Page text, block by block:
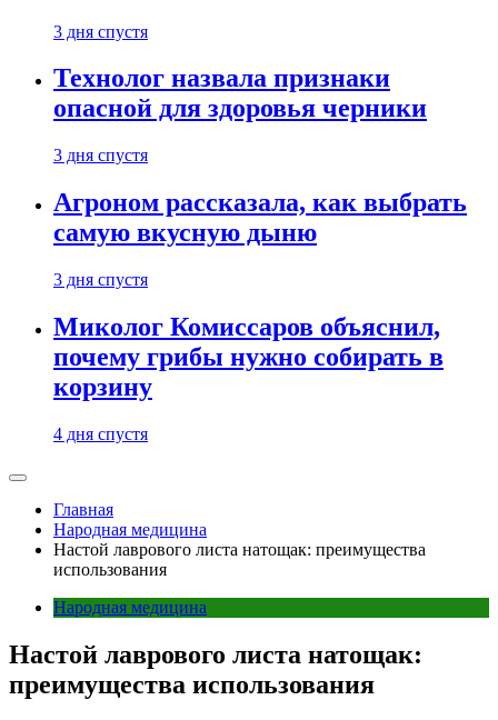
3 дня спустя
Технолог назвала признаки
опасной для здоровья черники
3 дня спустя
Агроном рассказала, как выбрать
самую вкусную дыню
3 дня спустя
Миколог Комиссаров объяснил,
почему грибы нужно собирать в
корзину
4 дня спустя
Главная
Народная медицина
Настой лаврового листа натощак: преимущества
использования
Народная медицина
Настой лаврового листа натощак:
преимущества использования